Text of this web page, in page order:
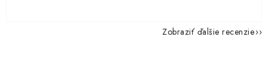
Zobraziť ďalšie recenzie